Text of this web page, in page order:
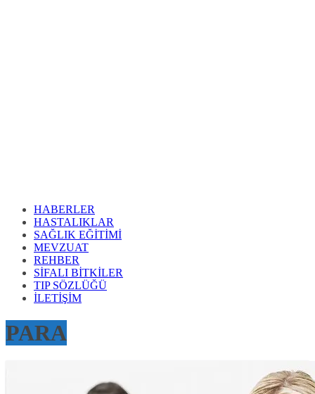
HABERLER
HASTALIKLAR
SAĞLIK EĞİTİMİ
MEVZUAT
REHBER
SİFALI BİTKİLER
TIP SÖZLÜĞÜ
İLETİŞİM
PARA